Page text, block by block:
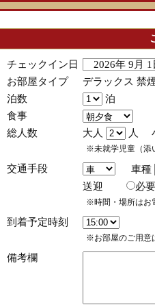
チェックイン日
2026年 9月
お部屋タイプ
デラックス 禁
泊数
泊
食事
総人数
大人 人
※未就学児童（添
交通手段
車種
送迎
※時間・場所はお
到着予定時刻
※お部屋のご用意
備考欄